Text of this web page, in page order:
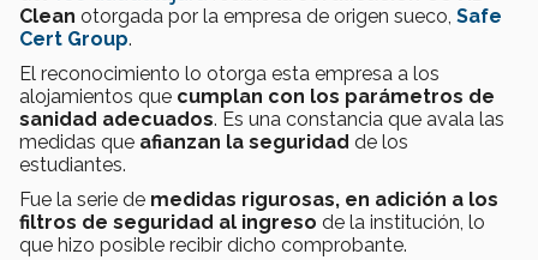
Clean otorgada por la empresa de origen sueco, Safe
Cert Group.
El reconocimiento lo otorga esta empresa a los
alojamientos que cumplan con los parámetros de
sanidad adecuados. Es una constancia que avala las
medidas que afianzan la seguridad de los
estudiantes.
Fue la serie de medidas rigurosas, en adición a los
filtros de seguridad al ingreso de la institución, lo
que hizo posible recibir dicho comprobante.